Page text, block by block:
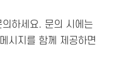
하세요. 문의 시에는
시지를 함께 제공하면